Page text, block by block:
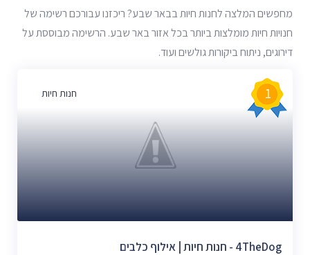
מחפשים המלצה לחנות חיות בבאר שבע? ריכזנו עבורכם רשימה של
חנויות חיות מומלצות ביותר בכל אזור באר שבע. הרשימה מבוססת על
דירוגים, ניתוח ביקורות גולשים ועוד.
חנות חיות 1
4TheDog - חנות חיות | אילוף כלבים